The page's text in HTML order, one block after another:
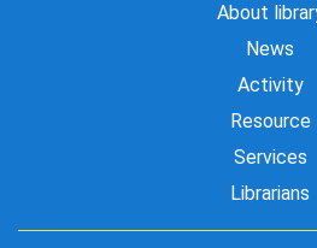
About
News
Activity
Resource
Services
Librarians